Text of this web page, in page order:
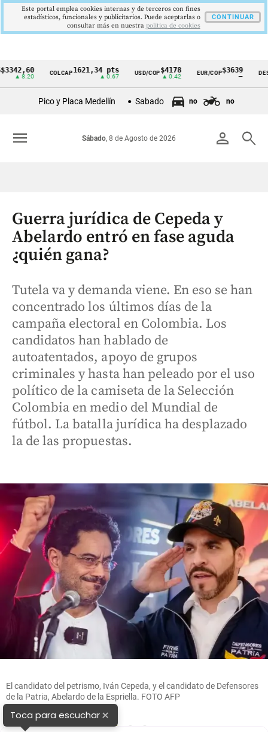
Cintillo
Colombia
COLCAP1621,34 pts USD/COP$4178
▲ 0.42
EUR/COP$3639
—
Pico y Placa Medellín Sabado no no
person search
Sábado, 8 de Agosto de 2026
menu
Guerra jurídica de Cepeda y
Abelardo entró en fase aguda
¿quién gana?
Tutela va y demanda viene. En eso se han
concentrado los últimos días de la
campaña electoral en Colombia. Los
candidatos han hablado de
autoatentados, apoyo de grupos
criminales y hasta han peleado por el uso
político de la camiseta de la Selección
Colombia en medio del Mundial de
fútbol. La batalla jurídica ha desplazado
la de las propuestas.
El candidato del petrismo, Iván Cepeda, y el candidato de Defensores
de la Patria, Abelardo de la Espriella. FOTO AFP
Toca para escuchar×
Este portal emplea cookies internas y de terceros con fines
estadísticos, funcionales y publicitarios. Puede aceptarlas o
consultar más en nuestra politica de cookies
CONTINUAR